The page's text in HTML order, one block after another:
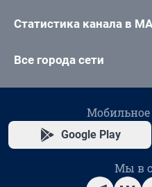
Статистика канала в
Все города сети
Google Play
Мы в